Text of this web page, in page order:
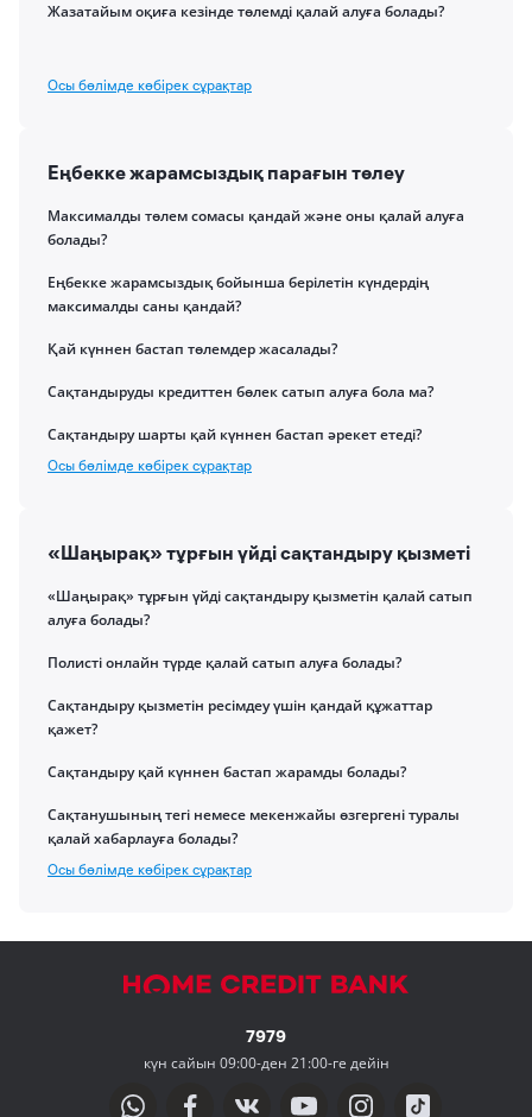
Жазатайым оқиға кезінде төлемді қалай алуға болады?
Осы бөлімде көбірек сұрақтар
Еңбекке жарамсыздық парағын төлеу
Максималды төлем сомасы қандай және оны қалай алуға
болады?
Еңбекке жарамсыздық бойынша берілетін күндердің
максималды саны қандай?
Қай күннен бастап төлемдер жасалады?
Сақтандыруды кредиттен бөлек сатып алуға бола ма?
Сақтандыру шарты қай күннен бастап әрекет етеді?
Осы бөлімде көбірек сұрақтар
«Шаңырақ» тұрғын үйді сақтандыру қызметі
«Шаңырақ» тұрғын үйді сақтандыру қызметін қалай сатып
алуға болады?
Полисті онлайн түрде қалай сатып алуға болады?
Сақтандыру қызметін ресімдеу үшін қандай құжаттар
қажет?
Сақтандыру қай күннен бастап жарамды болады?
Сақтанушының тегі немесе мекенжайы өзгергені туралы
қалай хабарлауға болады?
Осы бөлімде көбірек сұрақтар
7979
күн сайын 09:00-ден 21:00-ге дейін